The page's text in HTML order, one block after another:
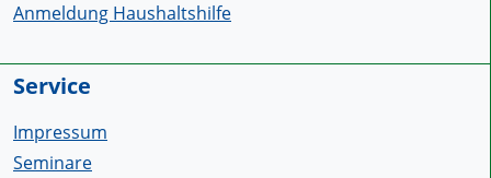
Anmeldung Haushaltshilfe
Service
Impressum
Seminare